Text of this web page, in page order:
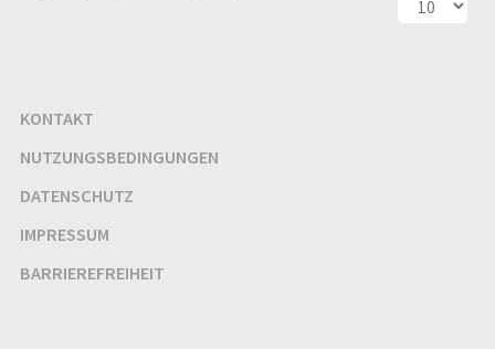
KONTAKT
NUTZUNGSBEDINGUNGEN
DATENSCHUTZ
IMPRESSUM
BARRIEREFREIHEIT